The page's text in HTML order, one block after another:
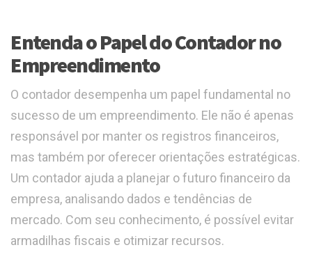
Entenda o Papel do Contador no
Empreendimento
O contador desempenha um papel fundamental no
sucesso de um empreendimento. Ele não é apenas
responsável por manter os registros financeiros,
mas também por oferecer orientações estratégicas.
Um contador ajuda a planejar o futuro financeiro da
empresa, analisando dados e tendências de
mercado. Com seu conhecimento, é possível evitar
armadilhas fiscais e otimizar recursos.